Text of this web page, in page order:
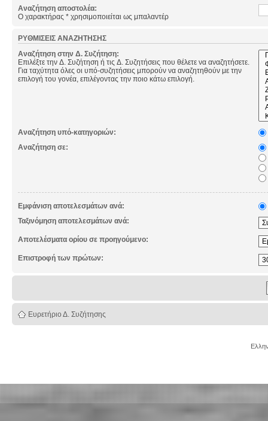
Αναζήτηση αποστολέα:
Ο χαρακτήρας * χρησιμοποιείται ως μπαλαντέρ
ΡΥΘΜΊΣΕΙΣ ΑΝΑΖΉΤΗΣΗΣ
Αναζήτηση στην Δ. Συζήτηση:
Επιλέξτε την Δ. Συζήτηση ή τις Δ. Συζητήσεις που θέλετε να αναζητήσετε.
Για ταχύτητα όλες οι υπό-συζητήσεις μπορούν να αναζητηθούν με την
επιλογή του γονέα, επιλέγοντας την ποιο κάτω επιλογή.
Αναζήτηση υπό-κατηγοριών:
Αναζήτηση σε:
Εμφάνιση αποτελεσμάτων ανά:
Ταξινόμηση αποτελεσμάτων ανά:
Αποτελέσματα ορίου σε προηγούμενο:
Επιστροφή των πρώτων:
Ευρετήριο Δ. Συζήτησης